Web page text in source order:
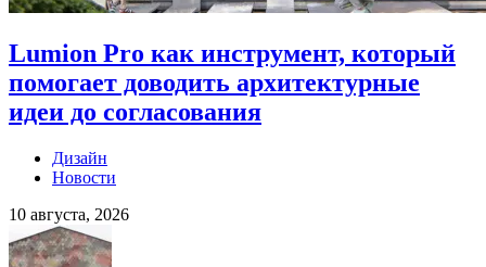
Lumion Pro как инструмент, который
помогает доводить архитектурные
идеи до согласования
Дизайн
Новости
10 августа, 2026